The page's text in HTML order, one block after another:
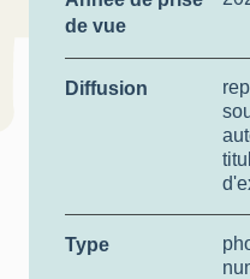
de vue
Diffusion
Type